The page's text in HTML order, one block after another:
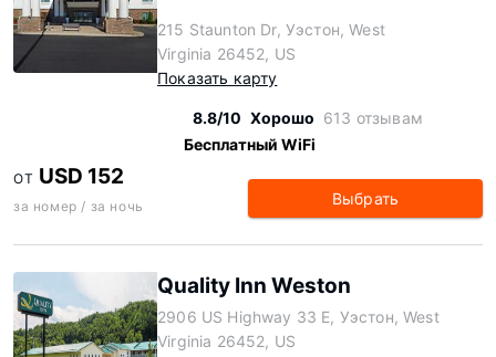
215 Staunton Dr, Уэстон, West
Virginia 26452, US
Показать карту
8.8/10 Хорошо 613 отзывам
Бесплатный WiFi
ОТ USD 152
за номер / за ночь Выбрать
Quality Inn Weston
2906 US Highway 33 E, Уэстон, West
Virginia 26452, US